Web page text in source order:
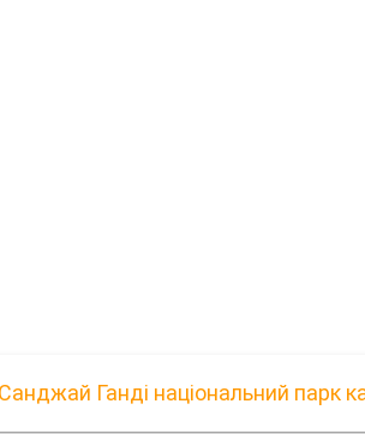
Санджай Ганді національний парк